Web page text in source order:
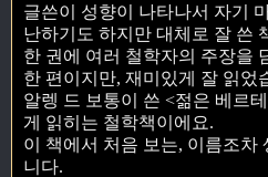
글쓴이 성향이 나타나서 자기
난하기도 하지만 대체로 잘 쓴
한 권에 여러 철학자의 주장을
한 편이지만, 재미있게 잘 읽었
알렝 드 보통이 쓴 <젊은 베르
게 읽히는 철학책이에요.
이 책에서 처음 보는, 이름조차
니다.